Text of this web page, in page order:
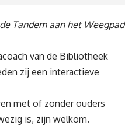
Tandem aan het Weegpad
van de Bibliotheek
zij een interactieve
met of zonder ouders
is, zijn welkom.